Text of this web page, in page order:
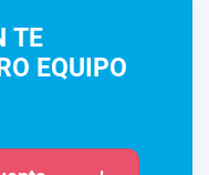
TE
EQUIPO